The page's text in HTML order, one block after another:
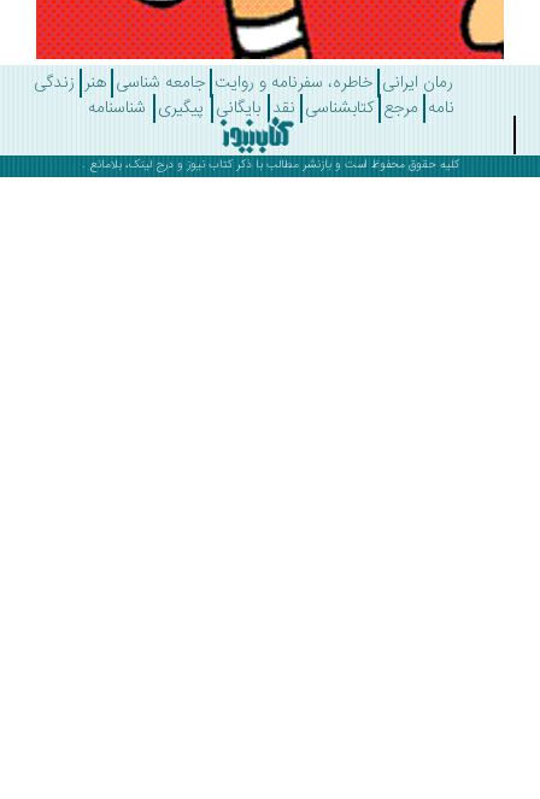
رمان ایرانی خاطره، سفرنامه و روایت جامعه شناسی هنر زندگی
مرجع کتابشناسی نقد بایگانی پیگیری شناسنامه
کلیه حقوق محفوظ است و بازنشر مطالب با ذکرکتاب نیوز و درج لینک، بلامانع .